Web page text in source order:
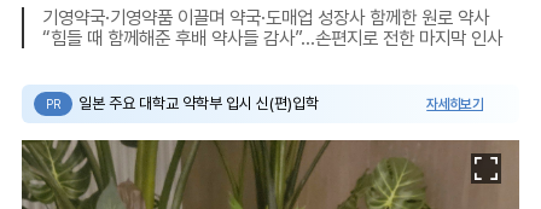
기영약국·기영약품 이끌며 약국·도매업 성장사 함께한 원로 약사
“힘들 때 함께해준 후배 약사들 감사”…손편지로 전한 마지막 인사
PR 일본 주요 대학교 약학부 입시 신(편)입학 자세히보기